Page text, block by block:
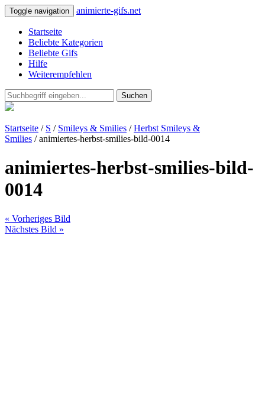
Toggle navigation animierte-gifs.net
Startseite
Beliebte Kategorien
Beliebte Gifs
Hilfe
Weiterempfehlen
Suchen
Startseite / S / Smileys & Smilies /Herbst Smileys &
Smilies / animiertes-herbst-smilies-bild-0014
animiertes-herbst-smilies-bild-
0014
« Vorheriges Bild
Nächstes Bild »